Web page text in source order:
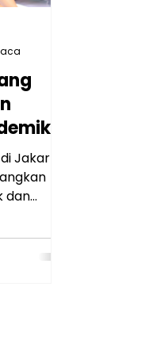
Jakarta
dan
dan